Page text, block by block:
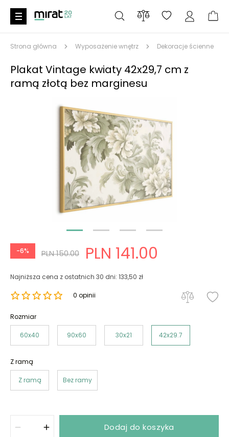
Strona główna Wyposażenie wnętrz Dekoracje ścienne
Plakat Vintage kwiaty 42x29,7 cm z
ramą złotą bez marginesu
-6% PLN 150.00 PLN 141.00
Najniższa cena z ostatnich 30 dni: 133,50 zł
0 opinii
Rozmiar
60x40 90x60 30x21 42x29.7
Z ramą
Z ramą Bez ramy
Dodaj do koszyka